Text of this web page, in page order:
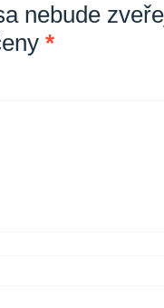
nebude
*